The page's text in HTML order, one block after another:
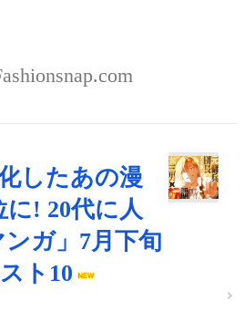
したあの漫
! 20代に人
ガ」7月下旬
ト10